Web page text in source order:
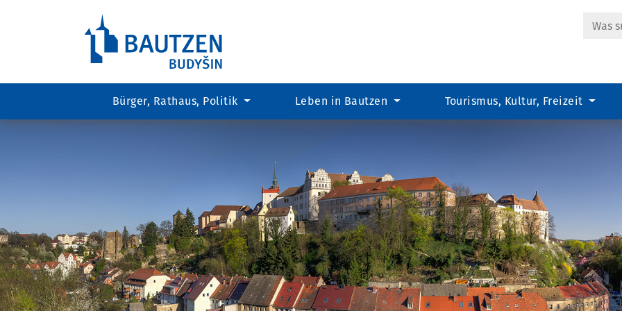
Hauptregion
Bürger, Rathaus, Politik Leben in Bautzen Tourismus, Kultur, Freizeit